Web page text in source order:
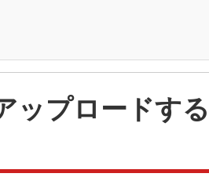
ップロードす